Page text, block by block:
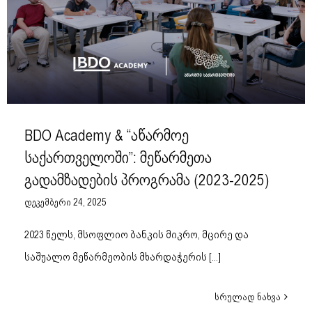
BDO Academy & “აწარმოე
საქართველოში”: მეწარმეთა
გადამზადების პროგრამა (2023-2025)
დეკემბერი 24, 2025
2023 წელს, მსოფლიო ბანკის მიკრო, მცირე და
საშუალო მეწარმეობის მხარდაჭერის [...]
სრულად ნახვა